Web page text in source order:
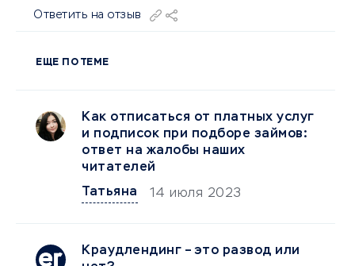
Ответить на отзыв
ЕЩЕ ПО ТЕМЕ
Как отписаться от платных услуг
и подписок при подборе займов:
ответ на жалобы наших
читателей
Татьяна
14 июля 2023
Краудлендинг – это развод или